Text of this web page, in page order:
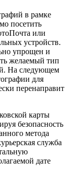
в рамке
посетить
или
устройств.
упрощен и
желаемый тип
На следующем
для
перенаправит
карты
безопасность
метода
служба
дате